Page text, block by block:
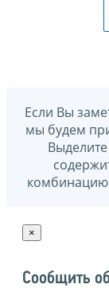
Если Вы
мы будем
×
Сообщить